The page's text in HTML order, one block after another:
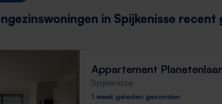
in Spijkenisse
Appartement
Spijkenisse
1 week geleden gevonden